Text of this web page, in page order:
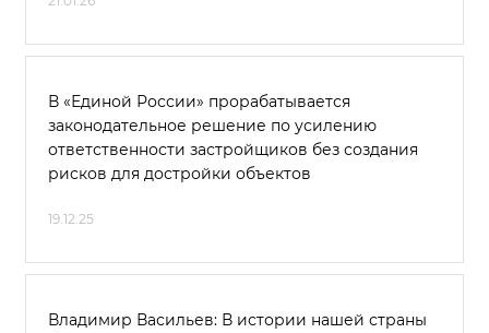
В «Единой России» прорабатывается
законодательное решение по усилению
ответственности застройщиков без создания
рисков для достройки объектов
19.12.25
Владимир Васильев: В истории нашей страны